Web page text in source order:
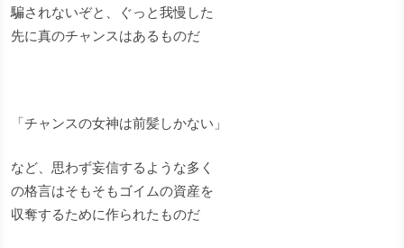
騙されないぞと、ぐっと我慢した
先に真のチャンスはあるものだ
「チャンスの女神は前髪しかない」
など、思わず妄信するような多く
の格言はそもそもゴイムの資産を
収奪するために作られたものだ